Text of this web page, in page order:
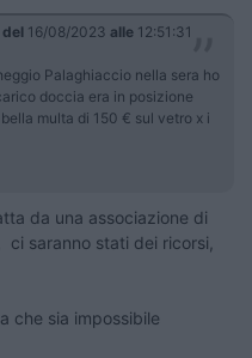
del 16/08/2023 alle 12:51:31
Palaghiaccio nella sera ho
doccia era in posizione
multa di 150 € sul vetro x i
da una associazione di
saranno stati dei ricorsi,
che sia impossibile